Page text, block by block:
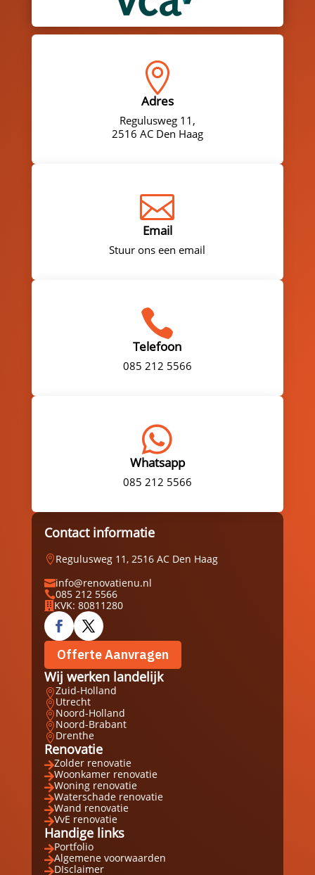

Adres
Regulusweg 11,
2516 AC Den Haag

Email
Stuur ons een email

Telefoon
085 212 5566

Whatsapp
085 212 5566
Contact informatie
Regulusweg 11, 2516 AC Den Haag
info@renovatienu.nl
085 212 5566
 KVK: 80811280
Offerte Aanvragen
Wij werken landelijk
Zuid-Holland
Utrecht
Noord-Holland
Noord-Brabant
Drenthe
Renovatie
Zolder renovatie
Woonkamer renovatie
Woning renovatie
Waterschade renovatie
Wand renovatie
VvE renovatie
Handige links
Portfolio
Algemene voorwaarden
DIsclaimer